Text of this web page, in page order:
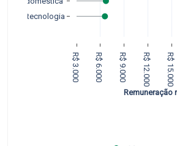
R$ 3.000 R$ 6.000 R$ 9.000 R$ 12.000 R$ 15.000
Biotecnologia
Remuneração